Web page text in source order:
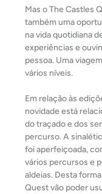
Mas o The Castles
também uma
na vida quotidiana
experiências e
pessoa. Uma
vários níveis.
Em relação às
novidade está
do traçado e dos
percurso. A
foi aperfeiçoada,
vários percursos e
aldeias. Desta
Quest vão poder